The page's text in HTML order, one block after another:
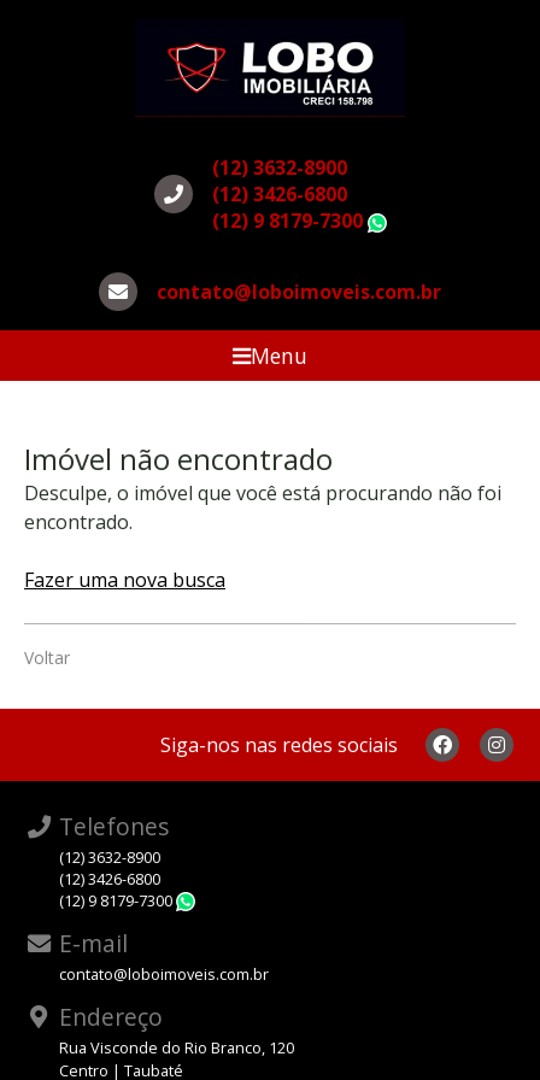
(12) 3632-8900
(12) 3426-6800
(12) 9 8179-7300
contato@loboimoveis.com.br
Menu
Imóvel não encontrado
Desculpe, o imóvel que você está procurando não foi
encontrado.
Fazer uma nova busca
Voltar
Siga-nos nas redes sociais
Telefones
(12) 3632-8900
(12) 3426-6800
(12) 9 8179-7300
E-mail
contato@loboimoveis.com.br
Endereço
Rua Visconde do Rio Branco, 120
Centro | Taubaté